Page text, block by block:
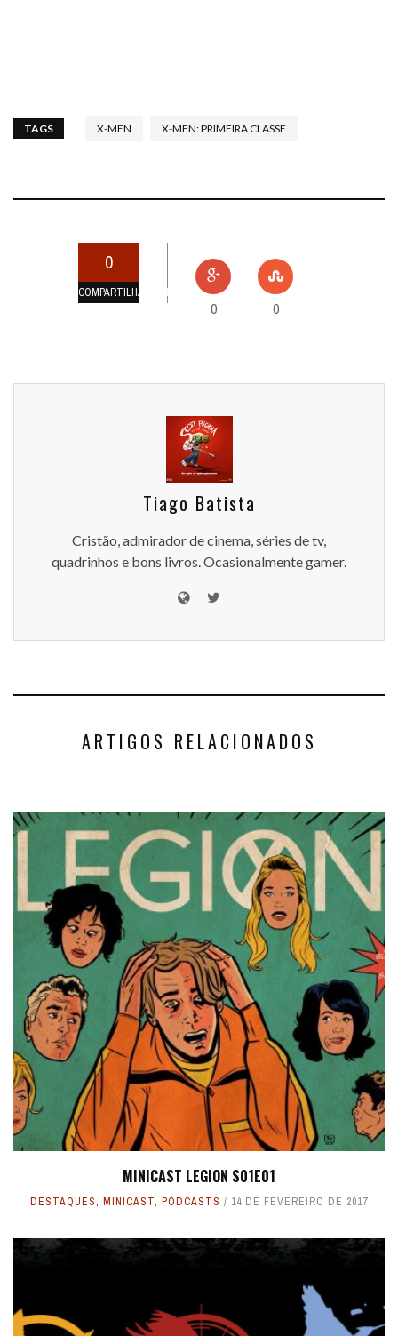
TAGS X-MEN X-MEN: PRIMEIRA CLASSE
0
COMPARTILHAMENTOS
0 0
Tiago Batista
Cristão, admirador de cinema, séries de tv,
quadrinhos e bons livros. Ocasionalmente gamer.
ARTIGOS RELACIONADOS
MINICAST LEGION S01E01
DESTAQUES, MINICAST, PODCASTS 14 DE FEVEREIRO DE 2017